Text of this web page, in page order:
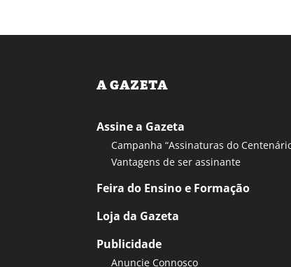
A GAZETA
Assine a Gazeta
Campanha “Assinaturas do
Vantagens de ser assinante
Feira do Ensino e Formação
Loja da Gazeta
Publicidade
Anuncie Connosco